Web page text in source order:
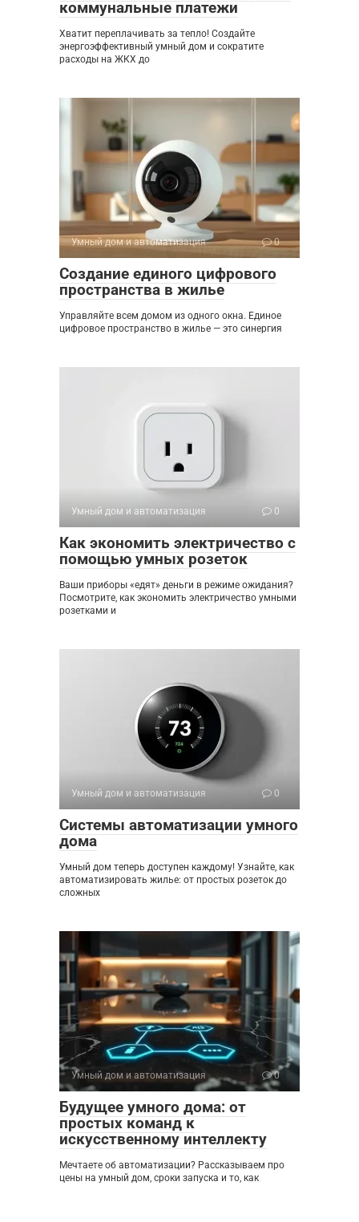
коммунальные платежи
Хватит переплачивать за тепло! Создайте
энергоэффективный умный дом и сократите
расходы на ЖКХ до
Умный дом и автоматизация 0
Создание единого цифрового
пространства в жилье
Управляйте всем домом из одного окна. Единое
цифровое пространство в жилье — это синергия
Умный дом и автоматизация 0
Как экономить электричество с
помощью умных розеток
Ваши приборы «едят» деньги в режиме ожидания?
Посмотрите, как экономить электричество умными
розетками и
Умный дом и автоматизация 0
Системы автоматизации умного
дома
Умный дом теперь доступен каждому! Узнайте, как
автоматизировать жилье: от простых розеток до
сложных
Умный дом и автоматизация 0
Будущее умного дома: от
простых команд к
искусственному интеллекту
Мечтаете об автоматизации? Рассказываем про
цены на умный дом, сроки запуска и то, как